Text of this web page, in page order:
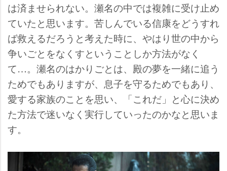
は済ませられない。瀬名の中では複雑に受け止め
ていたと思います。苦しんでいる信康をどうすれ
ば救えるだろうと考えた時に、やはり世の中から
争いごとをなくすということしか方法がなく
て…。瀬名のはかりごとは、殿の夢を一緒に追う
ためでもありますが、息子を守るためでもあり、
愛する家族のことを思い、「これだ」と心に決め
た方法で迷いなく実行していったのかなと思いま
す。